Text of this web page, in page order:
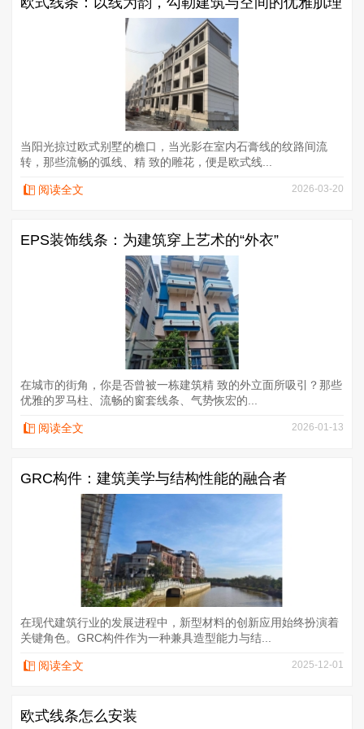
当阳光掠过欧式别墅的檐口，当光影在室内石膏线的纹路间流
转，那些流畅的弧线、精 致的雕花，便是欧式线...
阅读全文 2026-03-20
EPS装饰线条：为建筑穿上艺术的“外衣”
在城市的街角，你是否曾被一栋建筑精 致的外立面所吸引？那些
优雅的罗马柱、流畅的窗套线条、气势恢宏的...
阅读全文 2026-01-13
GRC构件：建筑美学与结构性能的融合者
在现代建筑行业的发展进程中，新型材料的创新应用始终扮演着
关键角色。GRC构件作为一种兼具造型能力与结...
阅读全文 2025-12-01
欧式线条怎么安装